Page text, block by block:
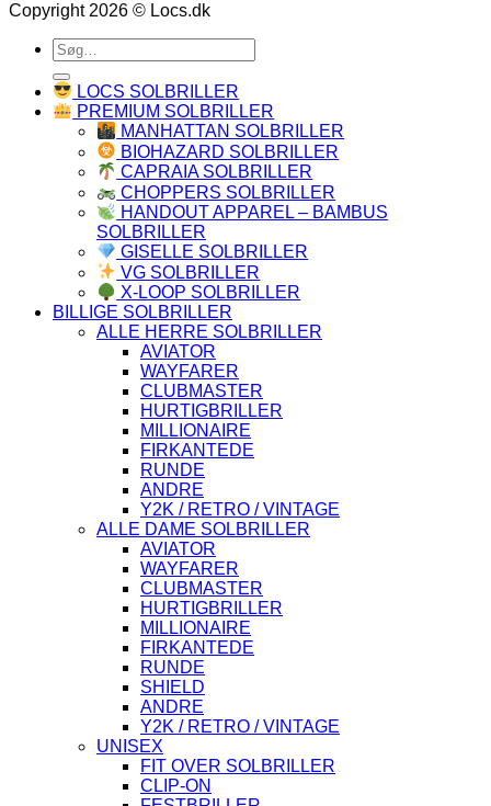
Copyright 2026 © Locs.dk
Søg
efter:
LOCS SOLBRILLER
PREMIUM SOLBRILLER
MANHATTAN SOLBRILLER
BIOHAZARD SOLBRILLER
CAPRAIA SOLBRILLER
CHOPPERS SOLBRILLER
HANDOUT APPAREL – BAMBUS
SOLBRILLER
GISELLE SOLBRILLER
VG SOLBRILLER
X-LOOP SOLBRILLER
BILLIGE SOLBRILLER
ALLE HERRE SOLBRILLER
AVIATOR
WAYFARER
CLUBMASTER
HURTIGBRILLER
MILLIONAIRE
FIRKANTEDE
RUNDE
ANDRE
Y2K / RETRO / VINTAGE
ALLE DAME SOLBRILLER
AVIATOR
WAYFARER
CLUBMASTER
HURTIGBRILLER
MILLIONAIRE
FIRKANTEDE
RUNDE
SHIELD
ANDRE
Y2K / RETRO / VINTAGE
UNISEX
FIT OVER SOLBRILLER
CLIP-ON